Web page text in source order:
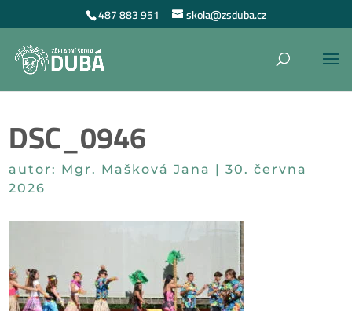
487 883 951 skola@zsduba.cz
DSC_0946
autor: Mgr. Mašková Jana |30. června
2026